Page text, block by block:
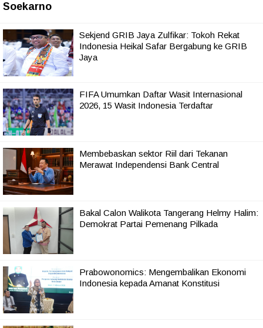
Soekarno
Sekjend GRIB Jaya Zulfikar: Tokoh Rekat
Indonesia Heikal Safar Bergabung ke GRIB
Jaya
FIFA Umumkan Daftar Wasit Internasional
2026, 15 Wasit Indonesia Terdaftar
Membebaskan sektor Riil dari Tekanan
Merawat Independensi Bank Central
Bakal Calon Walikota Tangerang Helmy Halim:
Demokrat Partai Pemenang Pilkada
Prabowonomics: Mengembalikan Ekonomi
Indonesia kepada Amanat Konstitusi